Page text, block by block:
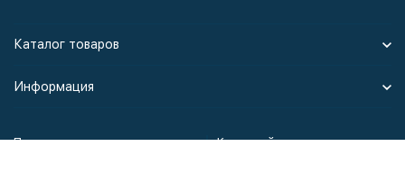
Каталог товаров
Информация
Политика персональных данных Карта сайта